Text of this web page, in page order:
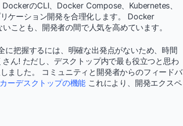
のCLI、Docker Compose、Kubernetes、
ケーション開発を合理化します。 Docker
ことも、開発者の間で人気を高めています。
把握するには、明確な出発点がないため、時間
ん! ただし、デスクトップ内で最も役立つと思わ
ました。 コミュニティと開発者からのフィードバ
カーデスクトップの機能 これにより、開発エクスペ